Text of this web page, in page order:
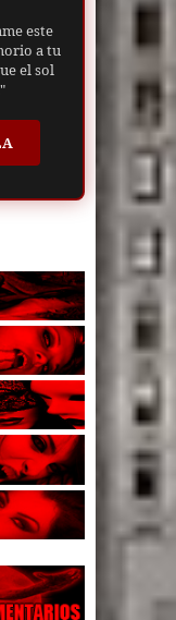
este
a tu
el sol